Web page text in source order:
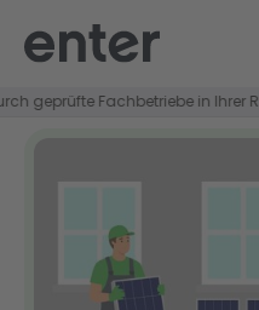
Fachbetriebe in Ihrer Region